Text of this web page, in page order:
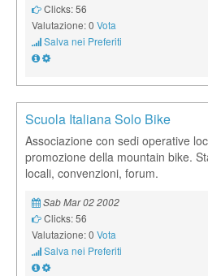
Clicks: 56
Valutazione: 0 Vota
Salva nei Preferiti
Scuola Italiana Solo Bike
Associazione con sedi operative
promozione della mountain bike.
locali, convenzioni, forum.
Sab Mar 02 2002
Clicks: 56
Valutazione: 0 Vota
Salva nei Preferiti